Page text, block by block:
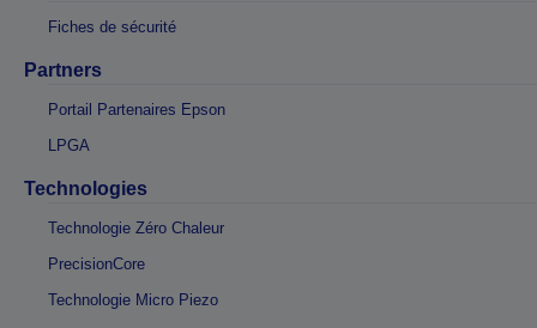
Fiches de sécurité
Partners
Portail Partenaires Epson
LPGA
Technologies
Technologie Zéro Chaleur
PrecisionCore
Technologie Micro Piezo